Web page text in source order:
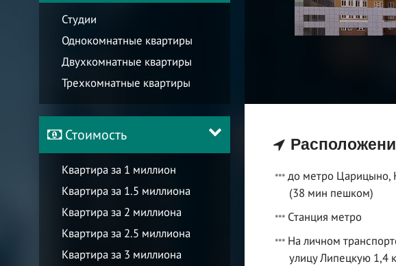
Студии
Однокомнатные квартиры
Двухкомнатные квартиры
Трехкомнатные квартиры
Стоимость
Квартира за 1 миллион
Квартира за 1.5 миллиона
Квартира за 2 миллиона
Квартира за 2.5 миллиона
Квартира за 3 миллиона
до метро Царицыно,
(38 мин пешком)
Станция метро
На личном
улицу Липецкую 1,4